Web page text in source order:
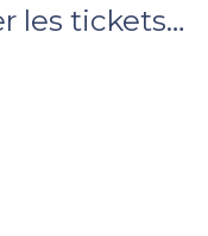
Comment visualiser les tickets de suivi de lancement ?